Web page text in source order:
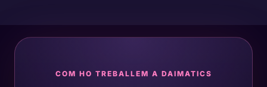
COM HO TREBALLEM A DAIMATICS